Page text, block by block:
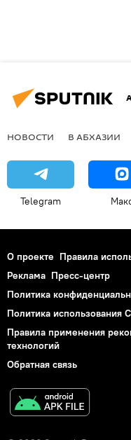
НОВОСТИ В АБХАЗИИ
Telegram
О проекте Правила
Реклама Пресс-центр
Политика
Политика использования
Правила применения
технологий
Обратная связь